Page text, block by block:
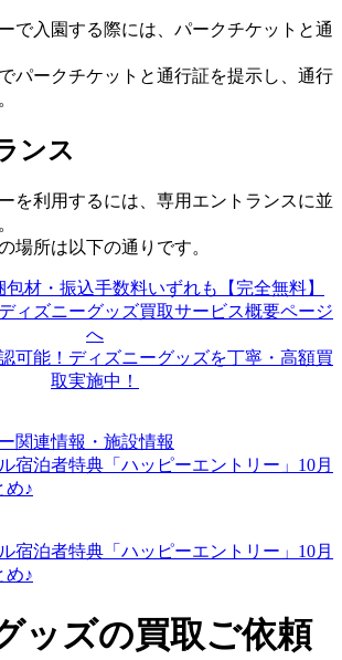
で入園する際には、パークチケットと通
パークチケットと通行証を提示し、通行
ンス
を利用するには、専用エントランスに並
場所は以下の通りです。
材・振込手数料いずれも【完全無料】
可能！ディズニーグッズを丁寧・高額買
取実施中！
関連情報・施設情報
ッズの買取ご依頼